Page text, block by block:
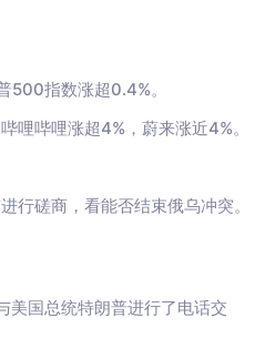
500指数涨超0.4%。
哩哔哩涨超4%，蔚来涨近4%。
行磋商，看能否结束俄乌冲突。
美国总统特朗普进行了电话交